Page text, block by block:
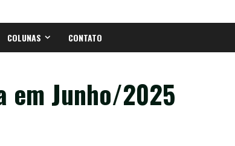
COLUNAS CONTATO
em Junho/2025